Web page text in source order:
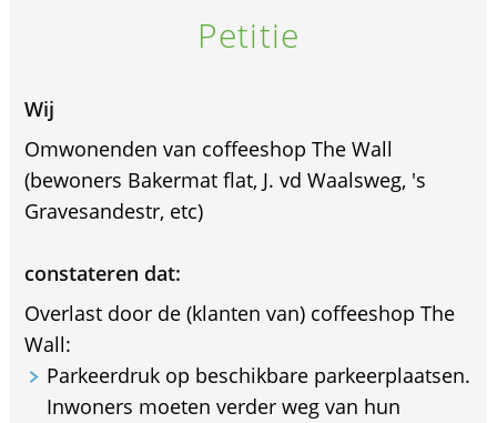
Petitie
Wij
Omwonenden van coffeeshop The Wall
(bewoners Bakermat flat, J. vd Waalsweg, 's
Gravesandestr, etc)
constateren dat:
Overlast door de (klanten van) coffeeshop The
Wall:
Parkeerdruk op beschikbare parkeerplaatsen.
Inwoners moeten verder weg van hun